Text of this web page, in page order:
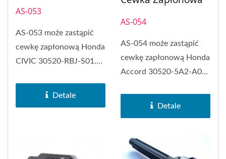
AS-053
AS-053 może zastąpić
cewkę zapłonową Honda
CIVIC 30520-RBJ-S01.
Detale
AS-054
AS-054 może zastąpić
cewkę zapłonową Honda
Accord 30520-5A2-A01.
Detale